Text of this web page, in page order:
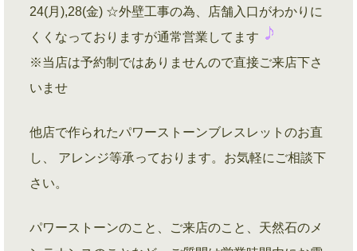
24(月),28(金) ☆外壁工事の為、店舗入口がわかりに
くくなっておりますが通常営業してます
※当店は予約制ではありませんので直接ご来店下さ
いませ
他店で作られたパワーストーンブレスレットのお直
し、 アレンジ等承っております。お気軽にご相談下
さい。
パワーストーンのこと、ご来店のこと、天然石のメ